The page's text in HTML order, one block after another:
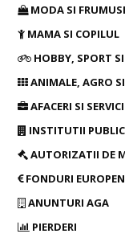
MODA SI
MAMA SI COPILUL
HOBBY, SPORT
ANIMALE, AGRO
AFACERI SI
INSTITUTII
AUTORIZATII DE
FONDURI
ANUNTURI AGA
PIERDERI